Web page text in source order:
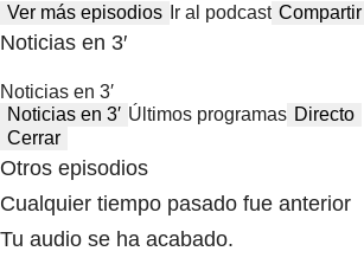
Ver más episodios Ir al podcast Compartir
Noticias en 3′
Noticias en 3′
Noticias en 3′ Últimos programas Directo
Cerrar
Otros episodios
Cualquier tiempo pasado fue anterior
Tu audio se ha acabado.